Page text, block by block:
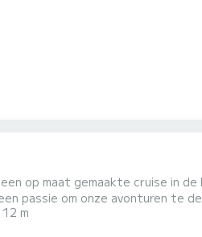
op maat gemaakte cruise in
12 m